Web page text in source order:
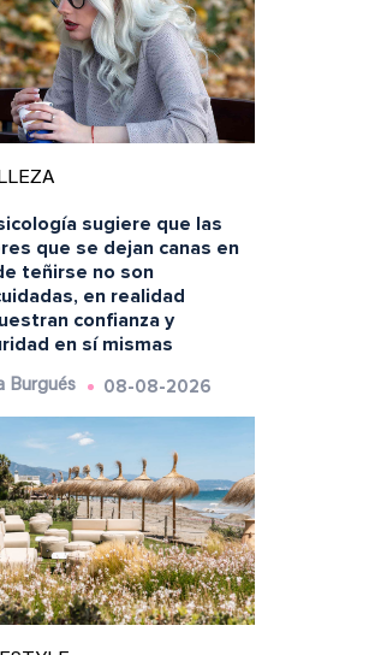
sugiere que las
que se dejan canas en
teñirse no son
en realidad
confianza y
en sí mismas
Burgués 08-08-2026